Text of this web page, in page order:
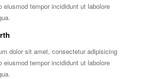
eiusmod tempor incididunt ut labolore
dolor sit amet, consectetur adipisicing
eiusmod tempor incididunt ut labolore